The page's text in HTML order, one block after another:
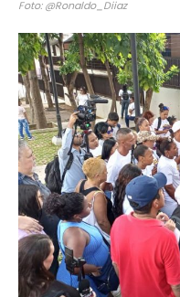
Foto: @Ronaldo_Diiaz